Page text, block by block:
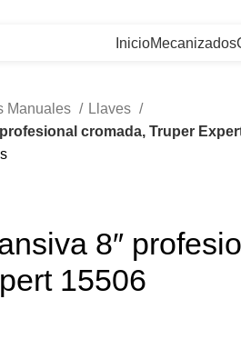
InicioMecanizados
Manuales
Llaves
cromada, Truper
8″
15506